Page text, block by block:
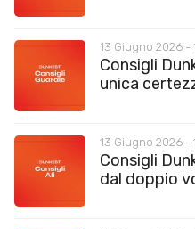
13 Giugno 2026 -
Consigli
unica
13 Giugno 2026 -
Consigli
dal doppio